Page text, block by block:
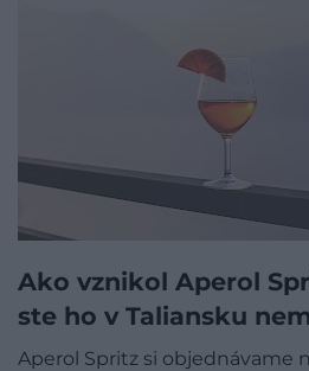
Ako vznikol Aperol
ste ho v Taliansku
Aperol Spritz si objednávame